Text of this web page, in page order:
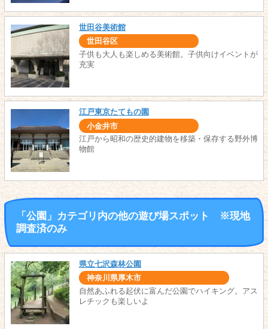
世田谷美術館
世田谷区
子供も大人も楽しめる美術館。子供向けイベントが
充実
江戸東京たてもの園
小金井市
江戸から昭和の歴史的建物を移築・保存する野外博
物館
「公園」カテゴリ内の他の遊び場スポット ※現地
調査済のみ
県立七沢森林公園
神奈川県厚木市
自然あふれる起伏に富んだ公園でハイキング。アス
レチックも楽しいよ